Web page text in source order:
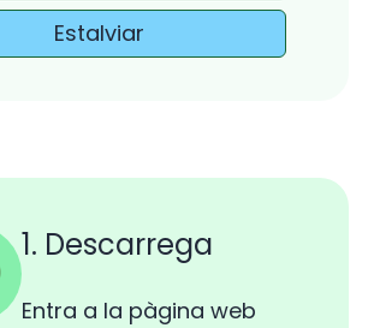
Estalviar
1. Descarrega
Entra a la pàgina web